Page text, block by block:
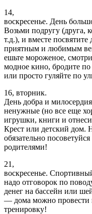
14,
воскресенье. День
Возьми подругу (друга,
т.д.), и вместе
приятным и любимым
ешьте мороженое,
модное кино, бродите
или просто гуляйте по
16, вторник.
День добра и
ненужные (но все еще
игрушки, книги и
Крест или детский дом.
обязательно посоветуйся
родителями!
21,
воскресенье.
надо отговорок по
денег на бассейн или
— дома можно провести
тренировку!